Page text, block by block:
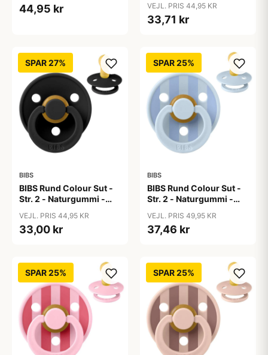
44,95 kr VEJL. PRIS 44,95 KR
33,71 kr
SPAR 27%
BIBS
BIBS Rund Colour Sut -
Str. 2 - Naturgummi -
VEJL. PRIS 44,95 KR
33,00 kr
SPAR 25%
BIBS
BIBS Rund Colour Sut -
Str. 2 - Naturgummi -
Blue/Dusty Blue
VEJL. PRIS 49,95 KR
37,46 kr
SPAR 25% SPAR 25%